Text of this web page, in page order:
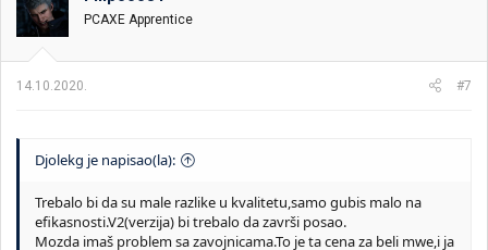
MWE Bronze 500
Cooler Master's family of power supplies feature a
www.coolermaster.com
???
PCAXE Apprentice
14.10.2020. #7
Djolekg je napisao(la):
Trebalo bi da su male razlike u kvalitetu,samo gubis malo na
efikasnosti.V2(verzija) bi trebalo da završi posao.
Mozda imaš problem sa zavojnicama.To je ta cena za beli mwe,i ja